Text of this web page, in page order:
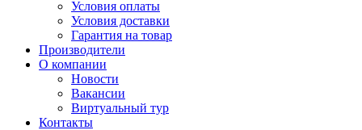
Условия оплаты
Условия доставки
Гарантия на товар
Производители
О компании
Новости
Вакансии
Виртуальный тур
Контакты